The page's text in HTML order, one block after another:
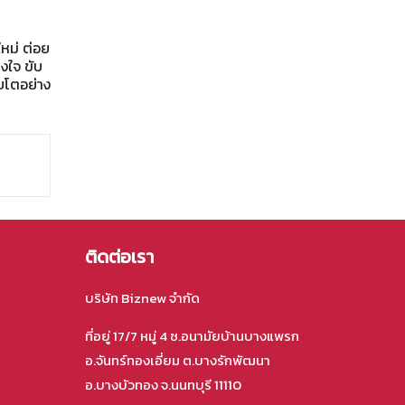
หม่ ต่อย
ใจ ขับ
ตอย่าง
ติดต่อเรา
บริษัท Biznew จำกัด
ที่อยู่ 17/7 หมู่ 4 ซ.อนามัยบ้านบางแพรก
อ.จันทร์ทองเอี่ยม ต.บางรักพัฒนา
อ.บางบัวทอง จ.นนทบุรี 11110